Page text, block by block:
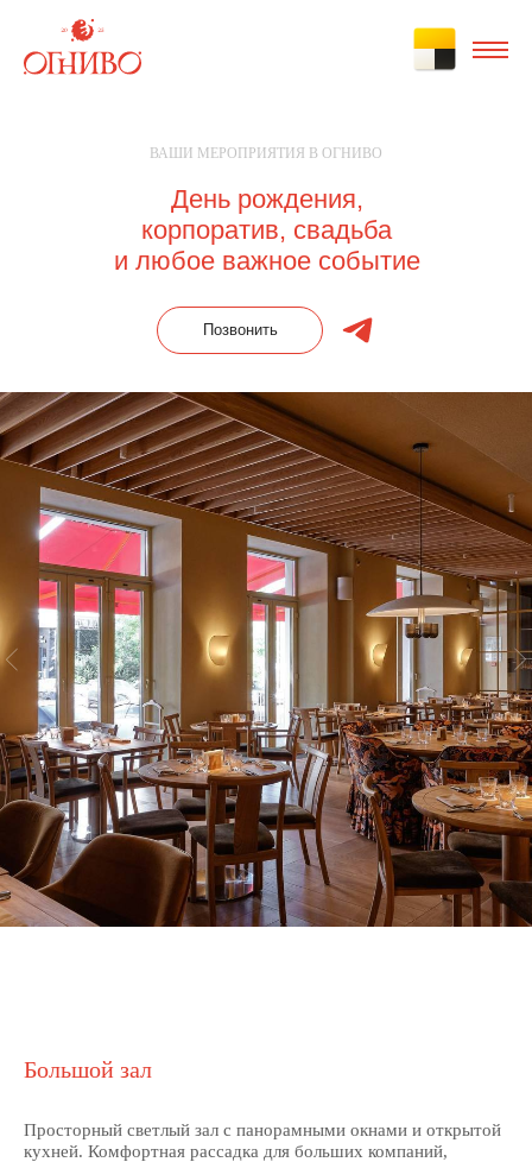
ВАШИ МЕРОПРИЯТИЯ В ОГНИВО
День рождения,
корпоратив, свадьба
и любое важное событие
Позвонить
Большой зал
Просторный светлый зал с панорамными окнами и открытой
кухней. Комфортная рассадка для больших компаний,
Позвонить